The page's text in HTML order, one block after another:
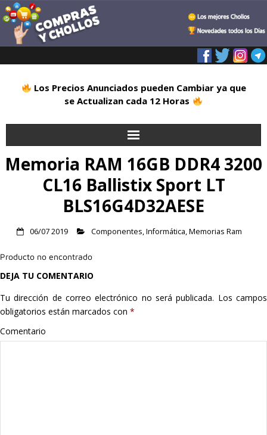
Los Precios Anunciados pueden Cambiar ya que
se Actualizan cada 12 Horas
Inicio
Alimentación
Hogar
Informática
Listas
Memoria RAM 16GB DDR4 3200
CL16 Ballistix Sport LT
BLS16G4D32AESE
06/07 2019 Componentes,Informática,Memorias Ram
Producto no encontrado
DEJA TU COMENTARIO
Tu dirección de correo electrónico no será publicada. Los campos
obligatorios están marcados con *
Comentario